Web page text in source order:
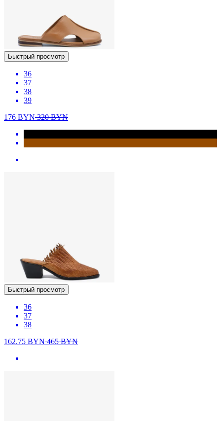
Быстрый просмотр
36
37
38
39
176 BYN320BYN
Быстрый просмотр
36
37
38
162.75 BYN465BYN